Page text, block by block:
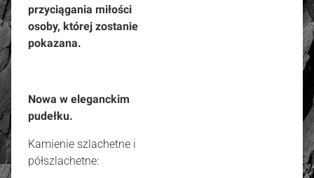
przyciągania miłości
osoby, której zostanie
pokazana.
Nowa w eleganckim
pudełku.
Kamienie szlachetne i
półszlachetne: